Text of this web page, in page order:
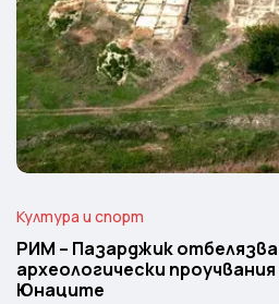
Култура и спорт
РИМ – Пазарджик отбелязва
археологически
Юнаците